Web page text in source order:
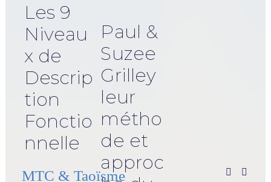
Les 9
Niveau
x de
Descrip
tion
Fonctio
nnelle
Paul &
Suzee
Grilley
leur
métho
de et
approc
MTC & Taoïsme